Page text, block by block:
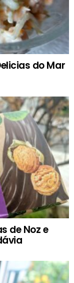
do Mar
de Noz e